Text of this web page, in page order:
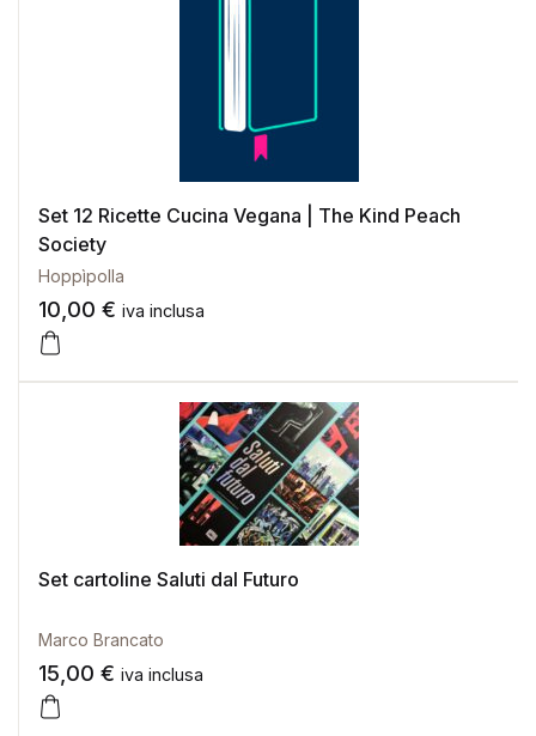
Set 12 Ricette Cucina Vegana | The Kind Peach
Society
Hoppìpolla
10,00 € iva inclusa
Set cartoline Saluti dal Futuro
Marco Brancato
15,00 € iva inclusa